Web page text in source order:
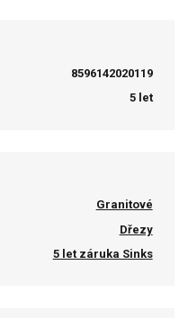
8596142020119
5 let
Granitové
Dřezy
5 let záruka Sinks